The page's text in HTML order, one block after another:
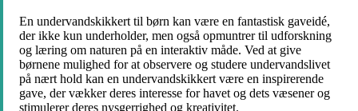
En undervandskikkert til børn kan være en fantastisk gaveidé,
der ikke kun underholder, men også opmuntrer til udforskning
og læring om naturen på en interaktiv måde. Ved at give
børnene mulighed for at observere og studere undervandslivet
på nært hold kan en undervandskikkert være en inspirerende
gave, der vækker deres interesse for havet og dets væsener og
stimulerer deres nysgerrighed og kreativitet.